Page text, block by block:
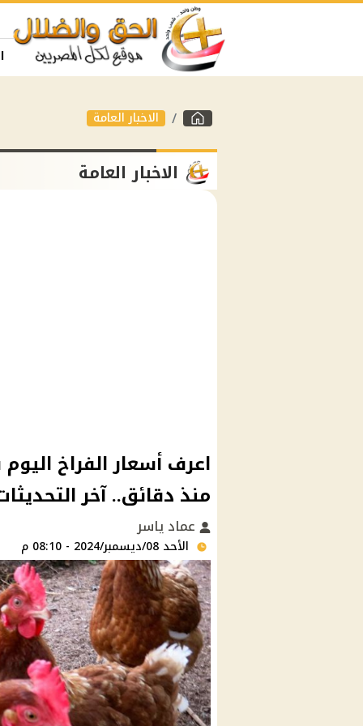
الاخبار العامة
الاخبار العامة
اعرف أسعار الفراخ
منذ دقائق.. آخر
عماد ياسر
الأحد 08/ديسمبر/2024 - 08:10 م